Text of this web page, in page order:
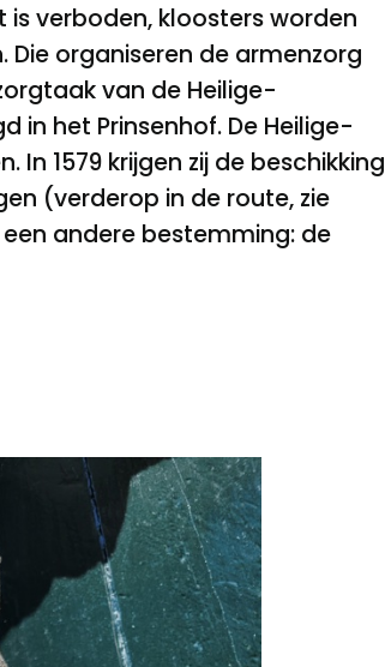
is verboden, kloosters worden
organiseren de armenzorg
van de Heilige-
in het Prinsenhof. De Heilige-
1579 krijgen zij de beschikking
(verderop in de route, zie
andere bestemming: de